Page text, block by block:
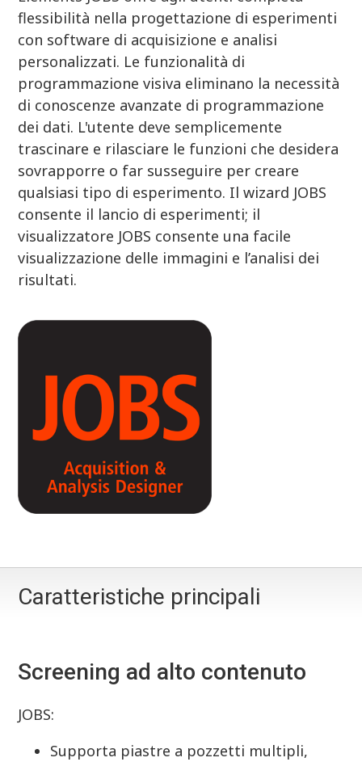
flessibilità nella progettazione di esperimenti
con software di acquisizione e analisi
personalizzati. Le funzionalità di
programmazione visiva eliminano la necessità
di conoscenze avanzate di programmazione
dei dati. L'utente deve semplicemente
trascinare e rilasciare le funzioni che desidera
sovrapporre o far susseguire per creare
qualsiasi tipo di esperimento. Il wizard JOBS
consente il lancio di esperimenti; il
visualizzatore JOBS consente una facile
visualizzazione delle immagini e l’analisi dei
risultati.
Caratteristiche principali
Screening ad alto contenuto
JOBS:
Supporta piastre a pozzetti multipli,